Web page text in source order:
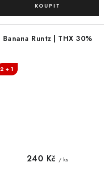
Banana Runtz | THX 30%
2 + 1
240 Kč / ks